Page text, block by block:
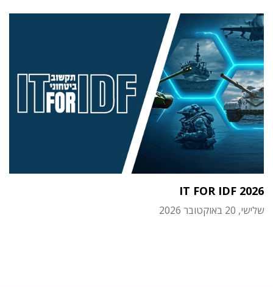
IT FOR IDF 2026
שלישי, 20 באוקטובר 2026